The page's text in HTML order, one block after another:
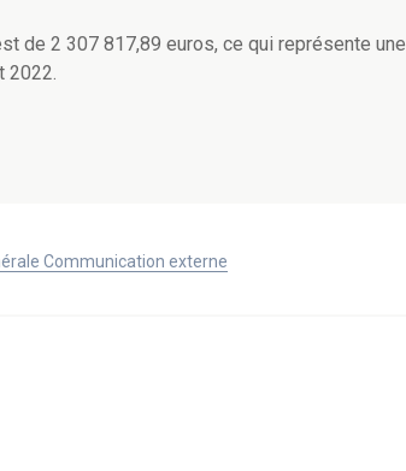
de 2 307 817,89 euros, ce qui représente une
2022.
Communication externe